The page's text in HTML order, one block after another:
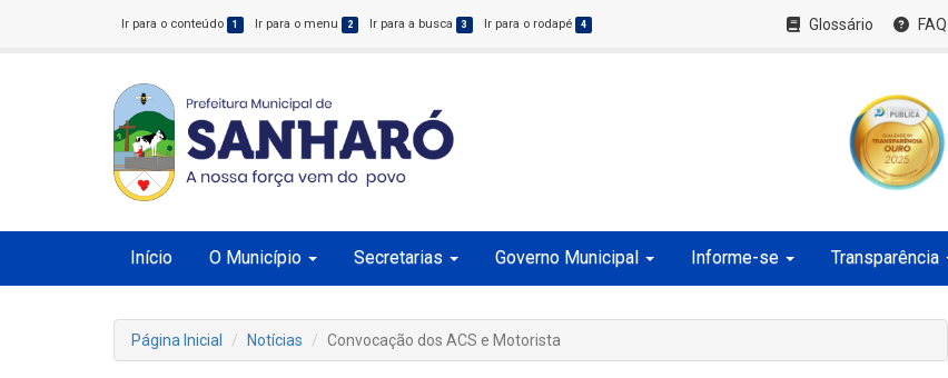
Ir para o conteúdo 1 Ir para o menu 2 Ir para a busca 3 Ir para o rodapé 4 Glossário FAQ
Início O Município Secretarias Governo Municipal Informe-se Transparência
Página Inicial Notícias Convocação dos ACS e Motorista